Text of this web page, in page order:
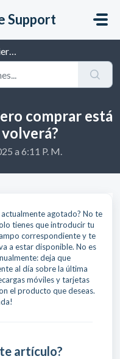
Support
comprar está
a 6:11 P. M.
agotado? No te
tienes que introducir tu
correspondiente y te
a estar disponible. No es
deja que
al día sobre la última
móviles y tarjetas
el producto que deseas.
artículo?